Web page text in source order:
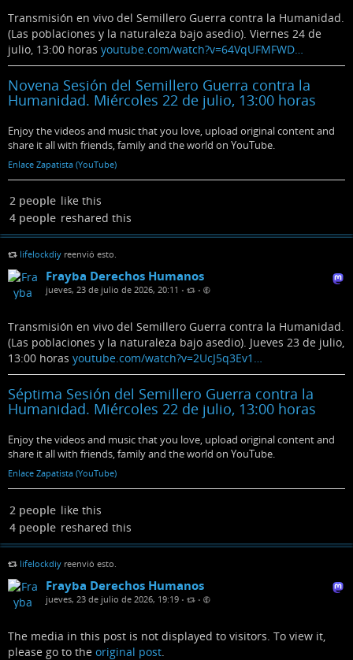
Transmisión en vivo del Semillero Guerra contra la Humanidad.
(Las poblaciones y la naturaleza bajo asedio). Viernes 24 de
julio, 13:00 horas youtube.com/watch?v=64VqUFMFWD…
Novena Sesión del Semillero Guerra contra la
Humanidad. Miércoles 22 de julio, 13:00 horas
Enjoy the videos and music that you love, upload original content and
share it all with friends, family and the world on YouTube.
Enlace Zapatista (YouTube)
2 people like this
4 people reshared this
lifelockdiy reenvió esto.
Frayba Derechos Humanos
jueves, 23 de julio de 2026, 20:11 • •
Transmisión en vivo del Semillero Guerra contra la Humanidad.
(Las poblaciones y la naturaleza bajo asedio). Jueves 23 de julio,
13:00 horas youtube.com/watch?v=2UcJ5q3Ev1…
Séptima Sesión del Semillero Guerra contra la
Humanidad. Miércoles 22 de julio, 13:00 horas
Enjoy the videos and music that you love, upload original content and
share it all with friends, family and the world on YouTube.
Enlace Zapatista (YouTube)
2 people like this
4 people reshared this
lifelockdiy reenvió esto.
Frayba Derechos Humanos
jueves, 23 de julio de 2026, 19:19 • •
The media in this post is not displayed to visitors. To view it,
please go to the original post